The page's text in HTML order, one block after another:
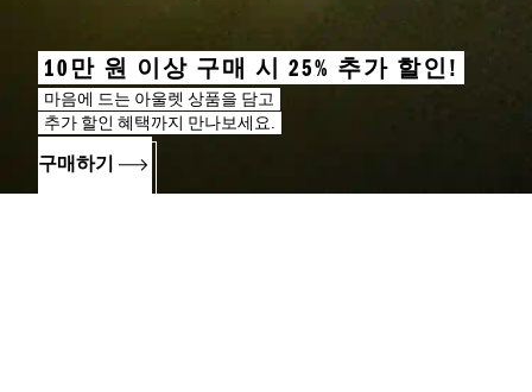
10만 원 이상 구매 시 25% 추가 할인!
마음에 드는 아울렛 상품을 담고
추가 할인 혜택까지 만나보세요.
구매하기